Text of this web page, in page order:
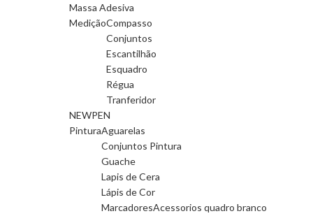
Massa Adesiva
MediçãoCompasso
Conjuntos
Escantilhão
Esquadro
Régua
Tranferidor
NEWPEN
PinturaAguarelas
Conjuntos Pintura
Guache
Lapis de Cera
Lápis de Cor
MarcadoresAcessorios quadro branco